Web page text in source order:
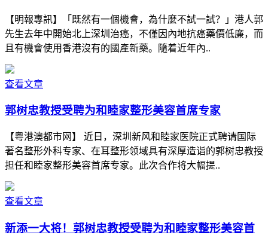
【明報專訊】「既然有一個機會，為什麼不試一試？」港人郭
先生去年中開始北上深圳治癌，不僅因內地抗癌藥價低廉，而
且有機會使用香港沒有的國產新藥。隨着近年內..
查看文章
郭树忠教授受聘为和睦家整形美容首席专家
【粤港澳都市网】 近日，深圳新风和睦家医院正式聘请国际
著名整形外科专家、在耳整形领域具有深厚造诣的郭树忠教授
担任和睦家整形美容首席专家。此次合作将大幅提..
查看文章
新添一大将！郭树忠教授受聘为和睦家整形美容首